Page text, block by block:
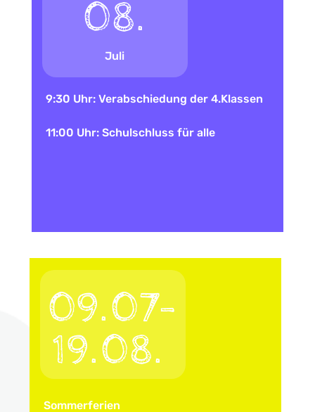
08.
Juli
9:30 Uhr: Verabschiedung der 4.Klassen
11:00 Uhr: Schulschluss für alle
09.07-
19.08.
Sommerferien